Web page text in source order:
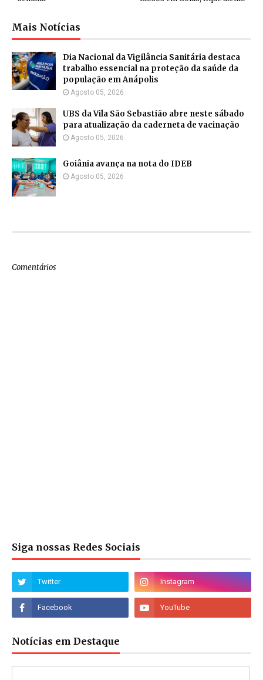
Mais Notícias
Dia Nacional da Vigilância Sanitária destaca
trabalho essencial na proteção da saúde da
população em Anápolis
Agosto 05, 2026
UBS da Vila São Sebastião abre neste sábado
para atualização da caderneta de vacinação
Agosto 05, 2026
Goiânia avança na nota do IDEB
Agosto 05, 2026
Comentários
Siga nossas Redes Sociais
Notícias em Destaque